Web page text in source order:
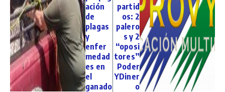
ación
de
plagas
y
enfer
medad
es en
el
ganado
partid
os: 2
palero
s y 2
“oposi
tores”
Poder
YDiner
o